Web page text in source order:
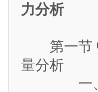
力分析
第一节 中
量分析
一、总